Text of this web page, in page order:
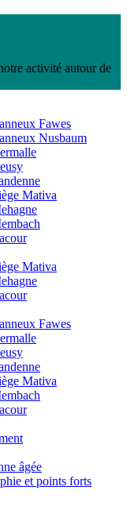
activité autour de
Fawes
Nusbaum
Mativa
Mativa
Fawes
Mativa
âgée
et points forts